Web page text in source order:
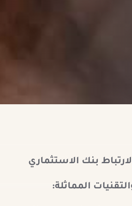
بنك الاستثماري
المماثلة: